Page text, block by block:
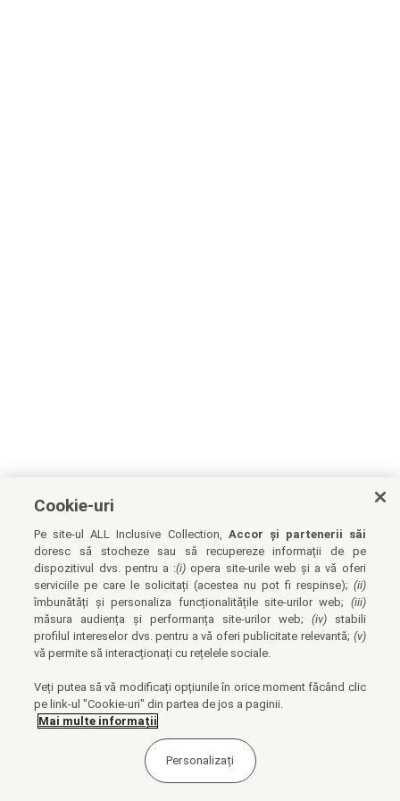
Cookie-uri
Pe site-ul ALL Inclusive Collection, Accor și partenerii săi
doresc să stocheze sau să recupereze informații de pe
dispozitivul dvs. pentru a :(i) opera site-urile web și a vă oferi
serviciile pe care le solicitați (acestea nu pot fi respinse); (ii)
îmbunătăți și personaliza funcționalitățile site-urilor web; (iii)
măsura audiența și performanța site-urilor web; (iv)stabili
profilul intereselor dvs. pentru a vă oferi publicitate relevantă; (v)
vă permite să interacționați cu rețelele sociale.
Veți putea să vă modificați opțiunile în orice moment făcând clic
pe link-ul "Cookie-uri" din partea de jos a paginii.
Mai multe informații
Personalizați